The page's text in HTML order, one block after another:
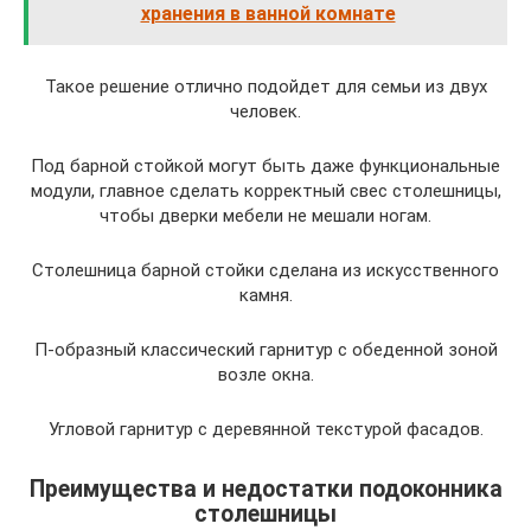
хранения в ванной комнате
Такое решение отлично подойдет для семьи из двух
человек.
Под барной стойкой могут быть даже функциональные
модули, главное сделать корректный свес столешницы,
чтобы дверки мебели не мешали ногам.
Столешница барной стойки сделана из искусственного
камня.
П-образный классический гарнитур с обеденной зоной
возле окна.
Угловой гарнитур с деревянной текстурой фасадов.
Преимущества и недостатки подоконника
столешницы